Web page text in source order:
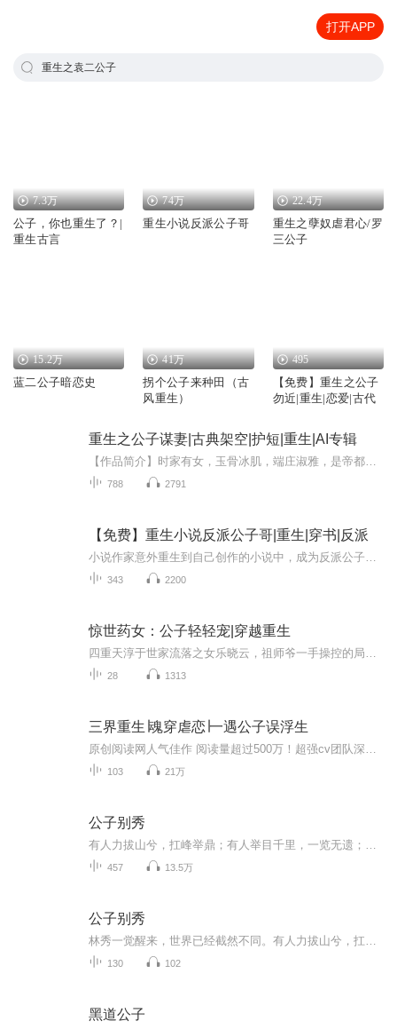
打开APP
重生之袁二公子
7.3万
公子，你也重生了？|
重生古言
74万
重生小说反派公子哥
22.4万
重生之孽奴虐君心/罗
三公子
15.2万
蓝二公子暗恋史
41万
拐个公子来种田（古
风重生）
495
【免费】重生之公子
勿近|重生|恋爱|古代
重生之公子谋妻|古典架空|护短|重生|AI专辑
788 2791
【免费】重生小说反派公子哥|重生|穿书|反派
343 2200
惊世药女：公子轻轻宠|穿越重生
28 1313
三界重生∣魂穿虐恋∣一遇公子误浮生
103 21万
公子别秀
457 13.5万
公子别秀
130 102
黑道公子